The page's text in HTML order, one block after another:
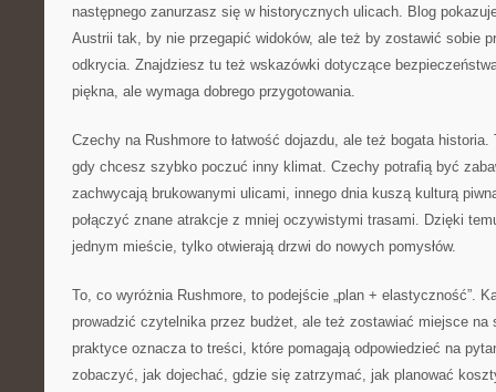
następnego zanurzasz się w historycznych ulicach. Blog
Austrii tak, by nie przegapić widoków, ale też by zostawić sobie
odkrycia. Znajdziesz tu też wskazówki dotyczące
piękna, ale wymaga dobrego przygotowania.
Czechy na Rushmore to łatwość dojazdu, ale też bogata
gdy chcesz szybko poczuć inny klimat. Czechy potrafią być
zachwycają brukowanymi ulicami, innego dnia kuszą kulturą
połączyć znane atrakcje z mniej oczywistymi trasami. Dzięki
jednym mieście, tylko otwierają drzwi do nowych pomysłów.
To, co wyróżnia Rushmore, to podejście „plan + elastyczność”.
prowadzić czytelnika przez budżet, ale też zostawiać miejsce na
praktyce oznacza to treści, które pomagają odpowiedzieć na
zobaczyć, jak dojechać, gdzie się zatrzymać, jak planować